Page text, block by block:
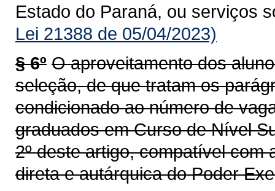
Estado do Paraná, ou serviços
Lei 21388 de 05/04/2023)
§ 6º O aproveitamento dos
seleção, de que tratam os
condicionado ao número de
graduados em Curso de Nível
2º deste artigo, compatível com
direta e autárquica do Poder